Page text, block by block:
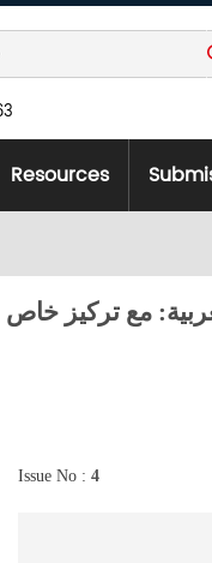
Resources
مع تركيز
Issue No : 4